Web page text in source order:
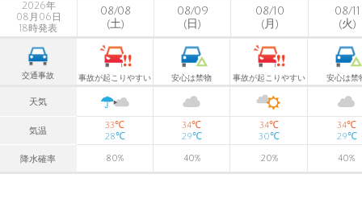
2026年
08月06日
18時発表
08/08
(土)
08/09
(日)
08/10
(月)
08/11
(火)
交通事故 事故が起こりやすい 安心は禁物 事故が起こりやすい 安心は禁
天気
気温
33℃
28℃
34℃
29℃
34℃
30℃
34℃
29℃
降水確率 80% 40% 20% 40%